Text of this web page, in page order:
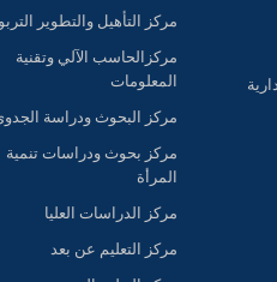
مركز التأهيل والتطوير
مركزالحاسب الآلي وتقنية
المعلومات
مركز البحوث ودراسة
مركز بحوث ودراسات تنمية
المرأة
مركز الدراسات العليا
مركز التعليم عن بعد